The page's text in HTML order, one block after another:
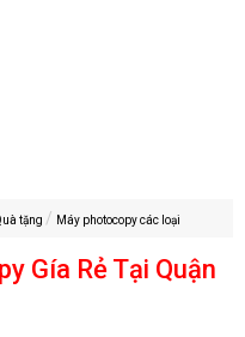
tặng Máy photocopy các loại
Gía Rẻ Tại Quận